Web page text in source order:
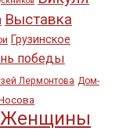
Выставка
Грузинское
победы
Лермонтова Дом-
Женщины